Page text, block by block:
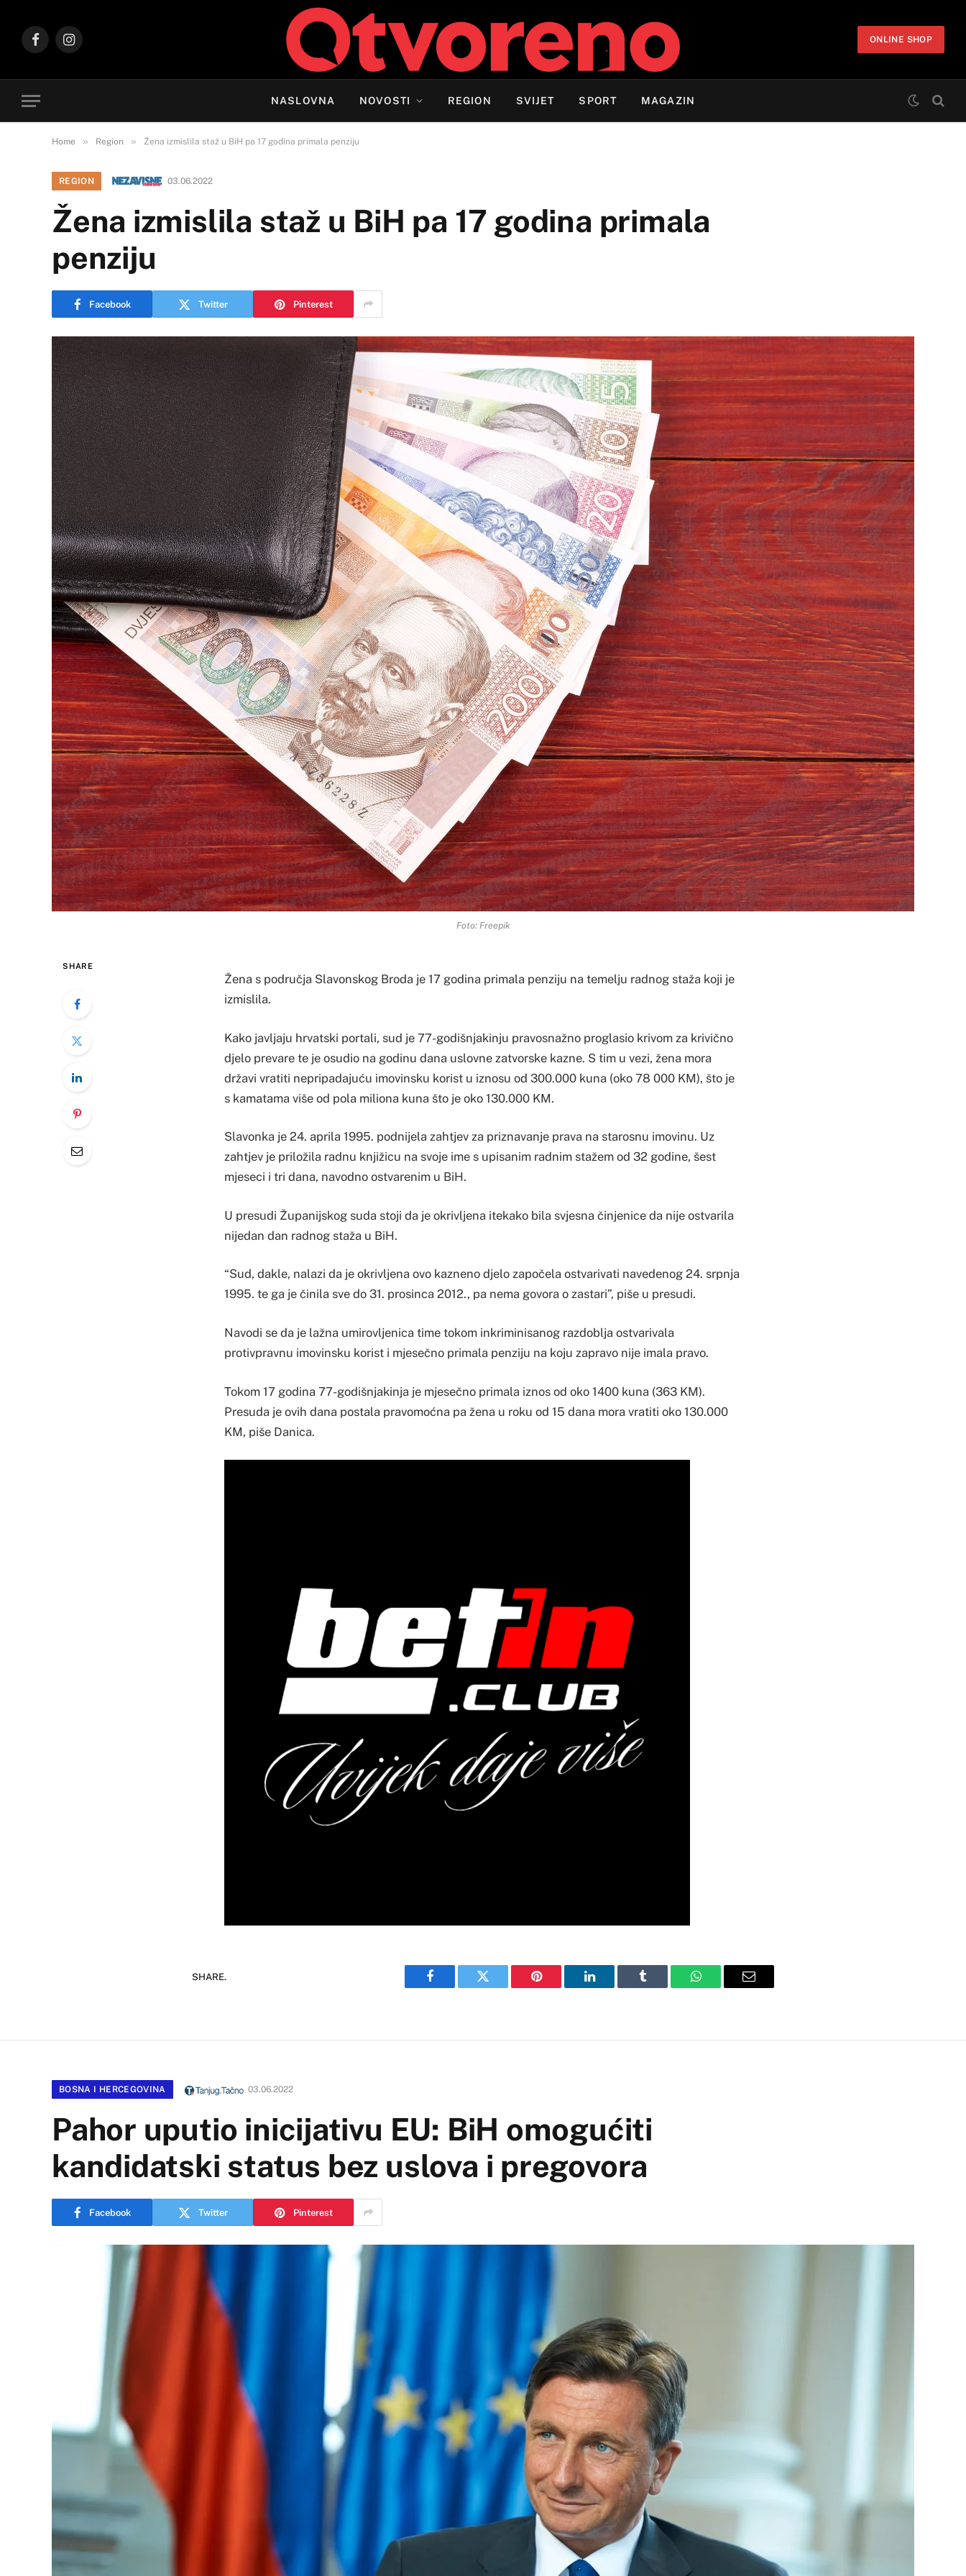
FacebookInstagram
ONLINE SHOP
NASLOVNA NOVOSTI REGION SVIJET SPORT MAGAZIN
Home » Region » Žena izmislila staž u BiH pa 17 godina primala penziju
REGION 03.06.2022
Žena izmislila staž u BiH pa 17 godina primala
penziju
Facebook Twitter Pinterest
Foto: Freepik
SHARE
Žena s područja Slavonskog Broda je 17 godina primala penziju na temelju radnog staža koji je
izmislila.
Kako javljaju hrvatski portali, sud je 77-godišnjakinju pravosnažno proglasio krivom za krivično
djelo prevare te je osudio na godinu dana uslovne zatvorske kazne. S tim u vezi, žena mora
državi vratiti nepripadajuću imovinsku korist u iznosu od 300.000 kuna (oko 78 000 KM), što je
s kamatama više od pola miliona kuna što je oko 130.000 KM.
Slavonka je 24. aprila 1995. podnijela zahtjev za priznavanje prava na starosnu imovinu. Uz
zahtjev je priložila radnu knjižicu na svoje ime s upisanim radnim stažem od 32 godine, šest
mjeseci i tri dana, navodno ostvarenim u BiH.
U presudi Županijskog suda stoji da je okrivljena itekako bila svjesna činjenice da nije ostvarila
nijedan dan radnog staža u BiH.
“Sud, dakle, nalazi da je okrivljena ovo kazneno djelo započela ostvarivati navedenog 24. srpnja
1995. te ga je činila sve do 31. prosinca 2012., pa nema govora o zastari”, piše u presudi.
Navodi se da je lažna umirovljenica time tokom inkriminisanog razdoblja ostvarivala
protivpravnu imovinsku korist i mjesečno primala penziju na koju zapravo nije imala pravo.
Tokom 17 godina 77-godišnjakinja je mjesečno primala iznos od oko 1400 kuna (363 KM).
Presuda je ovih dana postala pravomoćna pa žena u roku od 15 dana mora vratiti oko 130.000
KM, piše Danica.
SHARE.
Facebook Twitter Pinterest LinkedIn Tumblr WhatsAppEmail
BOSNA I HERCEGOVINA 03.06.2022
Pahor uputio inicijativu EU: BiH omogućiti
kandidatski status bez uslova i pregovora
Facebook Twitter Pinterest